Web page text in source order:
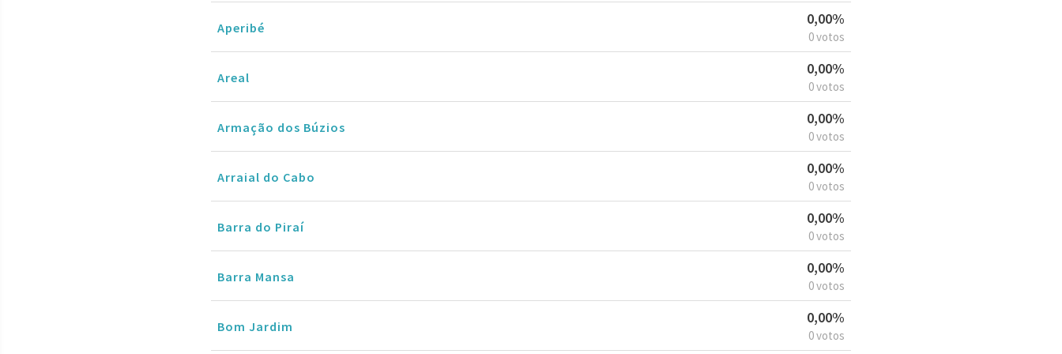
Aperibé
0,00%
0 votos
Areal
0,00%
0 votos
Armação dos Búzios
0,00%
0 votos
Arraial do Cabo
0,00%
0 votos
Barra do Piraí
0,00%
0 votos
Barra Mansa
0,00%
0 votos
Bom Jardim
0,00%
0 votos